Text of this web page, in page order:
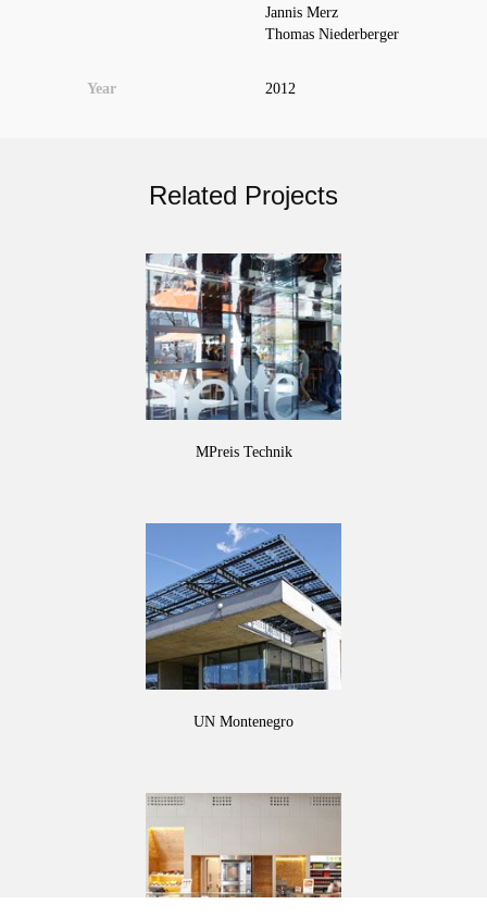
Jannis Merz
Thomas Niederberger
Year 2012
Related Projects
MPreis Technik
UN Montenegro